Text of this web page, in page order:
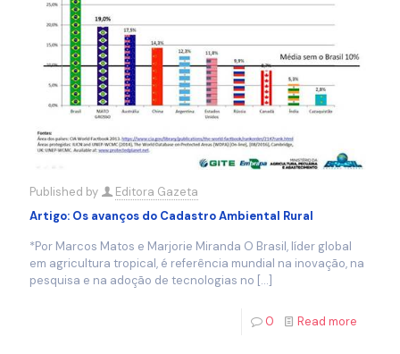
Published by
Editora Gazeta
Artigo: Os avanços do Cadastro Ambiental Rural
*Por Marcos Matos e Marjorie Miranda O Brasil, líder global
em agricultura tropical, é referência mundial na inovação, na
pesquisa e na adoção de tecnologias no […]
0 Read more